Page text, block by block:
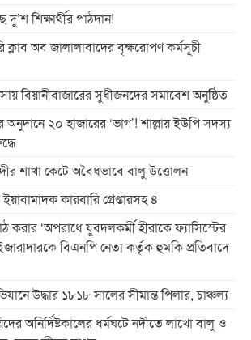
শিক্ষার্থীর পাঠদান!
ক্লাব অব জালালাবাদের বৃক্ষরোপণ কর্মসূচী
বিয়ানীবাজারের সুধীজনদের সমাবেশ অনুষ্ঠিত
অনুদানে ২০ হাজারের ‘ভাগ’! শাল্লায় ইউপি সদস্য
শাখা কেটে অবৈধভাবে বালু উত্তোলন
কারবারি গ্রেপ্তারসহ ৪
করার ‘অপরাধে যুবদলকর্মী হীরাকে ফ্যাসিস্টের
বিএনপি নেতা কর্তৃক হুমকি প্রতিবাদে
উদ্ধার ১৮১৮ সালের সীমান্ত পিলার, চাঞ্চল্য
অনির্দিষ্টকালের ধর্মঘটে নদীতে লাখো বালু ও